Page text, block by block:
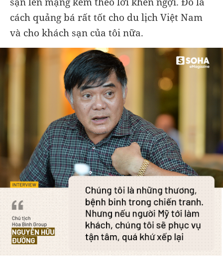
cách quảng bá rất tốt cho du lịch Việt Nam
và cho khách sạn của tôi nữa.